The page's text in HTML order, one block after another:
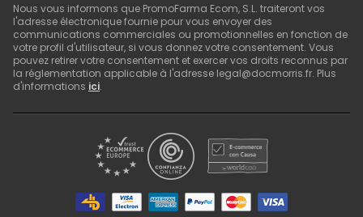
Nous vous informons que PromoFarma Ecom, S.L. traiteront vos
l'adresse électronique fournie pour vous envoyer des
communications commerciales ou promotionnelles en fonction de
votre profil d'utilisateur, si vous donnez votre consentement. Vous
pouvez retirer votre consentement et exercer vos droits reconnus par
la réglementation applicable à l'adresse legal@docmorris.fr. Plus
d'informations ici.